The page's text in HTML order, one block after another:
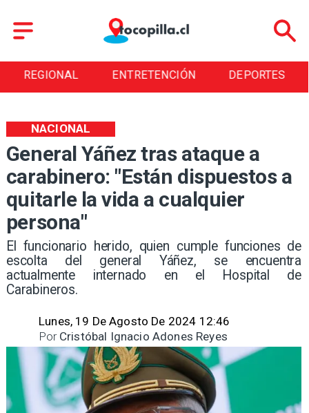
ENTRETENCIÓN DEPORTES CULTURA
General Yáñez tras ataque a
carabinero: "Están dispuestos a
quitarle la vida a cualquier
persona"
El funcionario herido, quien cumple funciones de
escolta del general Yáñez, se encuentra
actualmente internado en el Hospital de
Carabineros.
NACIONAL
Lunes, 19 De Agosto De 2024 12:46
Cristóbal Ignacio Adones Reyes
Por